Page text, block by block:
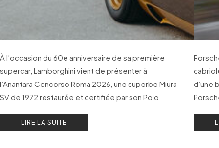
À l’occasion du 60e anniversaire de sa première
supercar, Lamborghini vient de présenter à
l’Anantara Concorso Roma 2026, une superbe Miura
SV de 1972 restaurée et certifiée par son Polo
LIRE LA SUITE
d’une